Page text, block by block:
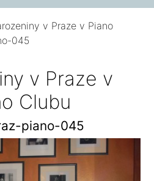
v Praze v Piano
045
v Praze v
Clubu
piano-045